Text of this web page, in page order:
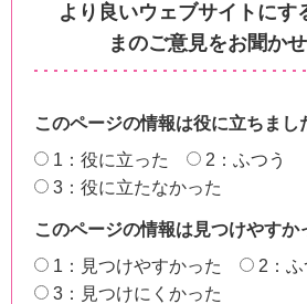
より良いウェブサイトにす
まのご意見をお聞か
このページの情報は役に立ちまし
1：役に立った
2：ふつう
3：役に立たなかった
このページの情報は見つけやすか
1：見つけやすかった
2：ふ
3：見つけにくかった